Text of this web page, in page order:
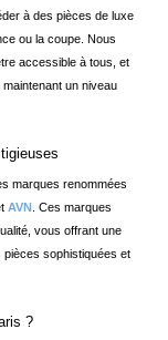
à des pièces de luxe
ou la coupe. Nous
accessible à tous, et
un niveau
marques renommées
AVN . Ces marques
vous offrant une
sophistiquées et
?